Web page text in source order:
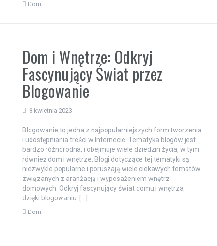
Dom
Dom i Wnętrze: Odkryj
Fascynujący Świat przez
Blogowanie
8 kwietnia 2023
Blogowanie to jedna z najpopularniejszych form tworzenia
i udostępniania treści w Internecie. Tematyka blogów jest
bardzo różnorodna, i obejmuje wiele dziedzin życia, w tym
również dom i wnętrze. Blogi dotyczące tej tematyki są
niezwykle popularne i poruszają wiele ciekawych tematów
związanych z aranżacją i wyposażeniem wnętrz
domowych. Odkryj fascynujący świat domu i wnętrza
dzięki blogowaniu! […]
Dom